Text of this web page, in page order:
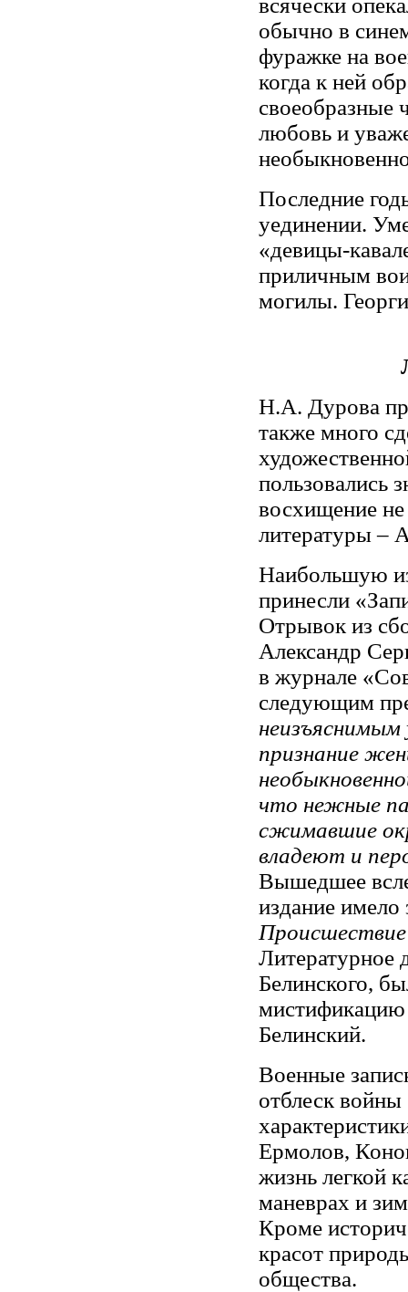
всячески
обычно в
фуражке на
когда к ней
своеобразные
любовь и
Последние
уединении.
«девицы-
приличным
могилы.
Н.А. Дурова
также много
пользовались
восхищение не
литературы –
Наибольшую
принесли
Отрывок из
Александр
в журнале
следующим
признание
что нежные
сжимавшие
владеют и
Вышедшее
издание имело
Литературное
Белинского,
Белинский.
Военные
отблеск
Ермолов,
жизнь легкой
маневрах и
Кроме
красот
общества.